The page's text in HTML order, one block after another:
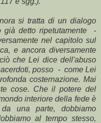
si tratta di un dialogo
detto ripetutamente -
nel capitolo sul
e ancora diversamente
che Lei dice dell'abuso
posso - come Lei
costernazione. Mai
cose. Che il potere del
interiore della fede è
una parte, dobbiamo
al tempo stesso,